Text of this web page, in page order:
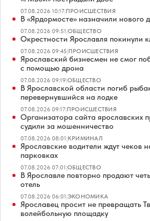
07.08.2026 10:17|ПРОИСШЕСТВИЯ
В «Ярдормосте» назначили нового
07.08.2026 09:51|ОБЩЕСТВО
Окрестности Ярославля покинули
07.08.2026 09:45|ПРОИСШЕСТВИЯ
Ярославский бизнесмен не смог
с помощью дрона
07.08.2026 09:19|ОБЩЕСТВО
В Ярославской области погиб
перевернувшийся на лодке
07.08.2026 09:17|ПРОИСШЕСТВИЯ
Организатора сайта ярославских
судили за мошенничество
07.08.2026 08:01|КРИМИНАЛ
Ярославские водители ждут чеков
парковках
07.08.2026 07:01|ОБЩЕСТВО
В Ярославле повторно продают
отель
07.08.2026 06:01|ЭКОНОМИКА
Ярославец просит не превращать
волейбольную площадку